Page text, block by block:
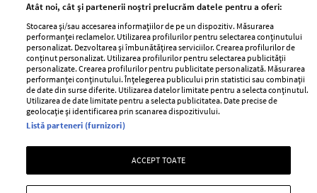
GSP
Unica
Baby
Retete
femei
Viva
Avantaje
Retete practice
Pariază responsabil! Decizia ONJN nr. 821/25.09.2025.
Jocurile de noroc sunt interzise minorilor.
Copyright © 2026 Ringier Romania SRL
Atât noi, cât și partenerii noștri prelucrăm datele pentru a oferi:
Stocarea și/sau accesarea informațiilor de pe un dispozitiv. Măsurarea
performanței reclamelor. Utilizarea profilurilor pentru selectarea conținutului
personalizat. Dezvoltarea și îmbunătățirea serviciilor. Crearea profilurilor de
conținut personalizat. Utilizarea profilurilor pentru selectarea publicității
personalizate. Crearea profilurilor pentru publicitate personalizată. Măsurarea
performanței conținutului. Înțelegerea publicului prin statistici sau combinații
de date din surse diferite. Utilizarea datelor limitate pentru a selecta conținutul.
Utilizarea de date limitate pentru a selecta publicitatea. Date precise de
geolocație și identificarea prin scanarea dispozitivului.
Listă parteneri (furnizori)
ACCEPT TOATE